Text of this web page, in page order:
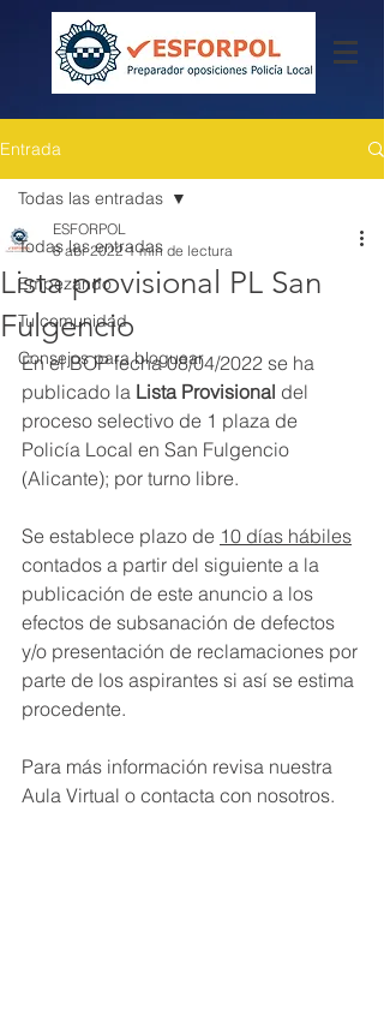
Entrada
Todas las entradas
Empezando
Tu comunidad
Consejos para bloguear
Todas las entradas
Lista provisional PL San
Fulgencio
ESFORPOL
8 abr 2022 1 min de lectura
En el BOP fecha 08/04/2022 se ha
publicado la Lista Provisional del
proceso selectivo de 1 plaza de
Policía Local en San Fulgencio
(Alicante); por turno libre.
Se establece plazo de 10 días hábiles
contados a partir del siguiente a la
publicación de este anuncio a los
efectos de subsanación de defectos
y/o presentación de reclamaciones por
parte de los aspirantes si así se estima
procedente.
Para más información revisa nuestra
Aula Virtual o contacta con nosotros.